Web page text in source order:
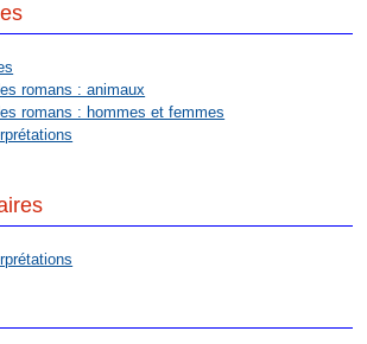
romans : animaux
romans : hommes et femmes